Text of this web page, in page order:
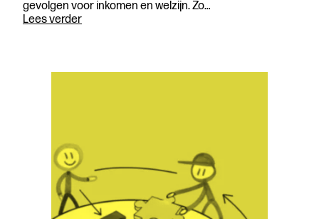
gevolgen voor inkomen en welzijn. Zo…
Lees verderOngelijkheid
pak